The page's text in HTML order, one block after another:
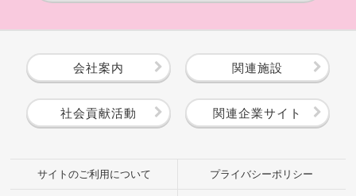
会社案内 関連施設
社会貢献活動 関連企業サイト
サイトのご利用について プライバシーポリシー